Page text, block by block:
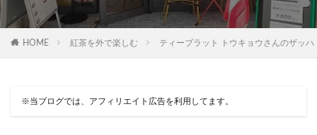
HOME 紅茶を外で楽しむ ティーブラット トウキョウさんのザッ
※当ブログでは、アフィリエイト広告を利用してます。